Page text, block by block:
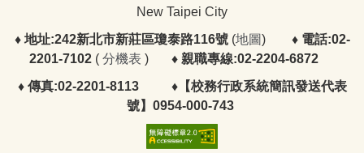
New Taipei City
♦ 地址:242新北市新莊區瓊泰路116號(地圖)
♦ 電話:02-
2201-7102 ( 分機表 )
♦ 親職專線:02-2204-6872
♦ 傳真:02-2201-8113
♦【校務行政系統簡訊發送代表
號】0954-000-743